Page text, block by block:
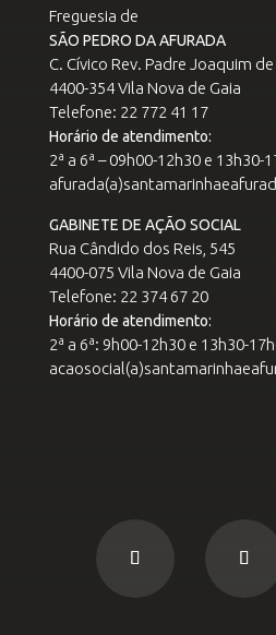
Freguesia de
SÃO PEDRO DA AFURADA
C. Cívico Rev. Padre Joaquim
4400-354 Vila Nova de Gaia
Telefone: 22 772 41 17
Horário de atendimento:
2ª a 6ª – 09h00-12h30 e 13h30-
GABINETE DE AÇÃO SOCIAL
Rua Cândido dos Reis, 545
4400-075 Vila Nova de Gaia
Telefone: 22 374 67 20
Horário de atendimento:
2ª a 6ª: 9h00-12h30 e 13h30-